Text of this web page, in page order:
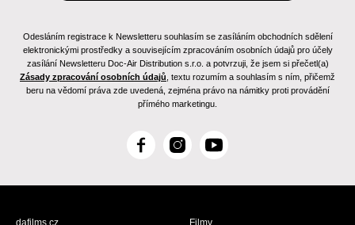
Odesláním registrace k Newsletteru souhlasím se zasíláním obchodních sdělení
elektronickými prostředky a souvisejícím zpracováním osobních údajů pro účely
zasílání Newsletteru Doc-Air Distribution s.r.o. a potvrzuji, že jsem si přečetl(a)
Zásady zpracování osobních údajů , textu rozumím a souhlasím s ním, přičemž
beru na vědomí práva zde uvedená, zejména právo na námitky proti provádění
přímého marketingu.
F
c
I
s
Y
u
dafilms.cz
Filmy